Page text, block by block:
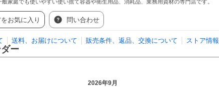
家庭でも使いやすい使い捨て容器や衛生用品、消耗品、業務用資材の専門店です。
お気に入り 問い合わせ
送料、お届けについて 販売条件、返品、交換について ストア情報
ー
2026年9月